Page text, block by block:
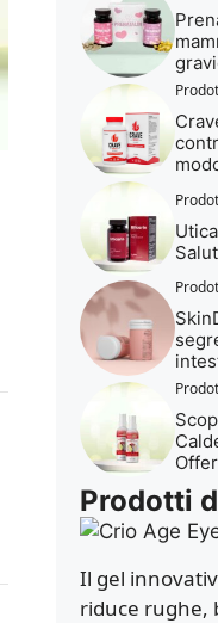
Prodotti
Il gel
riduce rughe,